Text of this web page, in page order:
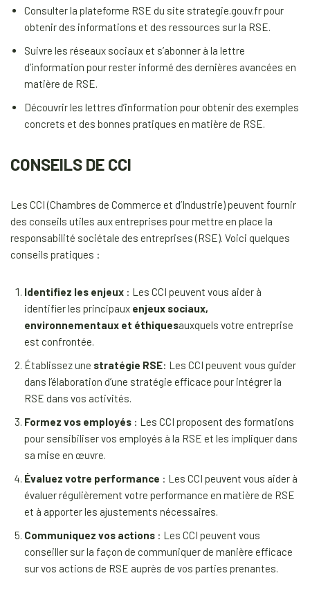
Consulter la plateforme RSE du site strategie.gouv.fr pour
obtenir des informations et des ressources sur la RSE.
Suivre les réseaux sociaux et s’abonner à la lettre
d’information pour rester informé des dernières avancées en
matière de RSE.
Découvrir les lettres d’information pour obtenir des exemples
concrets et des bonnes pratiques en matière de RSE.
CONSEILS DE CCI
Les CCI (Chambres de Commerce et d’Industrie) peuvent fournir
des conseils utiles aux entreprises pour mettre en place la
responsabilité sociétale des entreprises (RSE). Voici quelques
conseils pratiques :
Identifiez les enjeux : Les CCI peuvent vous aider à
identifier les principaux enjeux sociaux,
environnementaux et éthiquesauxquels votre entreprise
est confrontée.
Établissez une stratégie RSE: Les CCI peuvent vous guider
dans l’élaboration d’une stratégie efficace pour intégrer la
RSE dans vos activités.
Formez vos employés : Les CCI proposent des formations
pour sensibiliser vos employés à la RSE et les impliquer dans
sa mise en œuvre.
Évaluez votre performance : Les CCI peuvent vous aider à
évaluer régulièrement votre performance en matière de RSE
et à apporter les ajustements nécessaires.
Communiquez vos actions : Les CCI peuvent vous
conseiller sur la façon de communiquer de manière efficace
sur vos actions de RSE auprès de vos parties prenantes.